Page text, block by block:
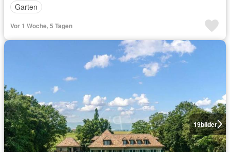
Garten
Vor 1 Woche, 5 Tagen
19bilder